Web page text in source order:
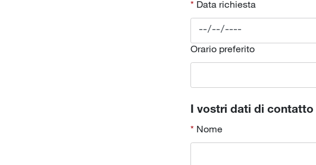
Data richiesta
Orario preferito
I vostri dati di contatto
Nome